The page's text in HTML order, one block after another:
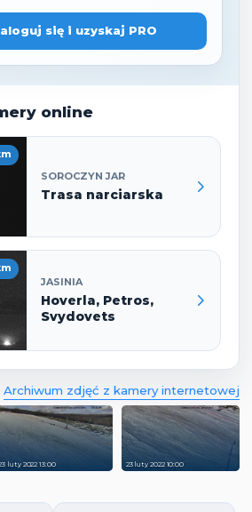
się i uzyskaj PRO
online
SOROCZYN JAR
Trasa narciarska
JASINIA
Hoverla, Petros,
Svydovets
Archiwum zdjęć z kamery internetowej
luty 2022 13:00 23 luty 2022 10:00